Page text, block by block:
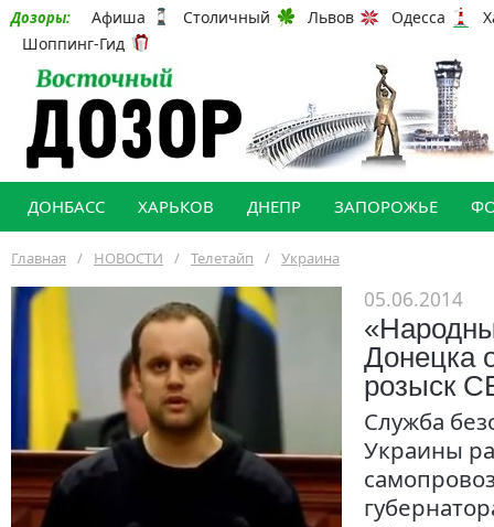
Дозоры: Афиша Столичный Львов Одесса
Шоппинг-Гид
ДОНБАСС ХАРЬКОВ ДНЕПР ЗАПОРОЖЬЕ
Главная / НОВОСТИ / Телетайп / Украина
05.06.2014
Донецка
розыск
Служба
Украины